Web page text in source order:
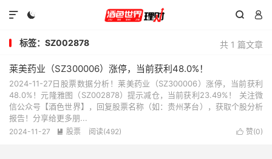
  

共 1 篇文章
标签：SZ002878
莱美药业（SZ300006）涨停，当前获利48.0%！
2024-11-27日股票数据分析！莱美药业（SZ300006）涨停，当前获利
48.0%！元隆雅图（SZ002878）提示减仓，当前获利23.49%！ 关注微
信公众号【酒色世界】，回复股票名称（如：贵州茅台），获取个股分析
报告！分享给更多朋...
 赞(0)
2024-11-27  股票 阅读(492)